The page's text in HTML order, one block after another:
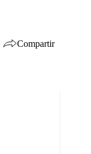
Compartir